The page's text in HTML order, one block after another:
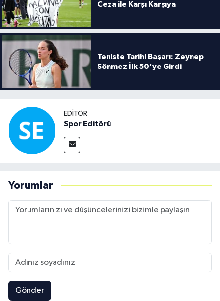
Ceza ile Karşı Karşıya
Teniste Tarihi Başarı: Zeynep
Sönmez İlk 50'ye Girdi
EDITÖR
Spor Editörü
Yorumlar
Gönder